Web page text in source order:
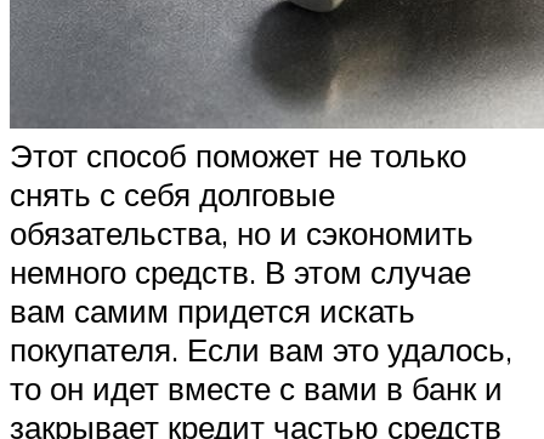
Этот способ поможет не только
снять с себя долговые
обязательства, но и сэкономить
немного средств. В этом случае
вам самим придется искать
покупателя. Если вам это удалось,
то он идет вместе с вами в банк и
закрывает кредит частью средств